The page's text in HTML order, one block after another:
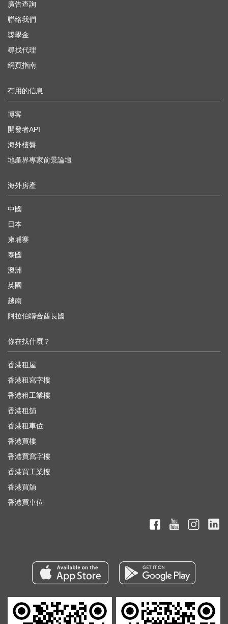
廣告查詢
聯絡我們
獎學金
尋找代理
網頁指南
有用的信息
博客
開發者API
海外樓盤
地產界專家前景論壇
海外房產
中國
日本
柬埔寨
泰國
澳洲
英國
越南
阿拉伯聯合酋長國
你在找什麼？
香港租屋
香港租寫字樓
香港租工業樓
香港租舖
香港租車位
香港買樓
香港買寫字樓
香港買工業樓
香港買舖
香港買車位